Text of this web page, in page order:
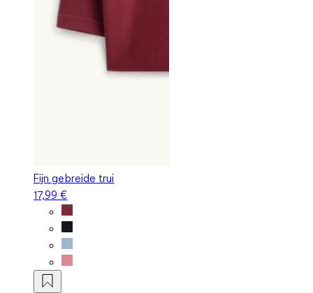
Fijn gebreide trui
17,99 €